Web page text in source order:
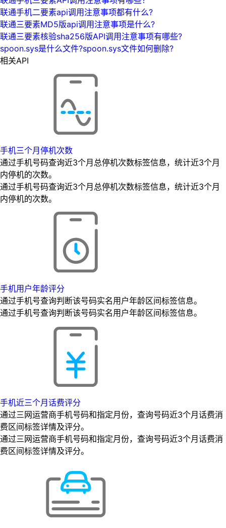
联通手机二要素api调用注意事项都有什么?
联通三要素MD5版api调用注意事项是什么?
联通三要素核验sha256版API调用注意事项有哪些?
spoon.sys是什么文件?spoon.sys文件如何删除?
相关API
手机三个月停机次数
通过手机号码查询近3个月总停机次数标签信息，统计近3个月
内停机的次数。
通过手机号码查询近3个月总停机次数标签信息，统计近3个月
内停机的次数。
手机用户年龄评分
通过手机号查询判断该号码实名用户年龄区间标签信息。
通过手机号查询判断该号码实名用户年龄区间标签信息。
手机近三个月话费评分
通过三网运营商手机号码和指定月份，查询号码近3个月话费消
费区间标签详情及评分。
通过三网运营商手机号码和指定月份，查询号码近3个月话费消
费区间标签详情及评分。